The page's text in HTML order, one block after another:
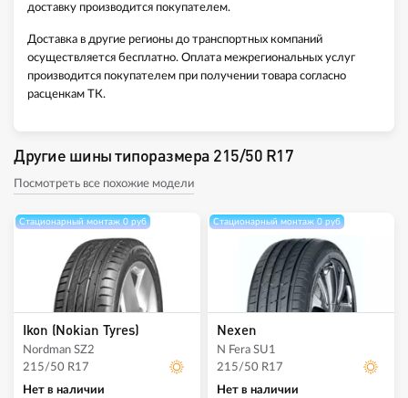
доставку производится покупателем.
Доставка в другие регионы до транспортных компаний
осуществляется бесплатно. Оплата межрегиональных услуг
производится покупателем при получении товара согласно
расценкам ТК.
Другие шины типоразмера 215/50 R17
Посмотреть все похожие модели
Стационарный монтаж 0 руб
Ikon (Nokian Tyres)
Nordman SZ2
215/50 R17
Нет в наличии
Стационарный монтаж 0 руб
Nexen
N Fera SU1
215/50 R17
Нет в наличии